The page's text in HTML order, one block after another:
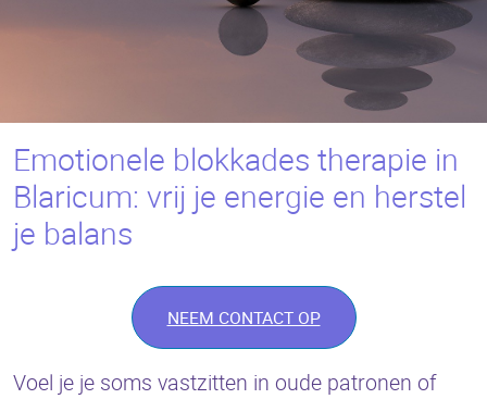
Emotionele blokkades therapie in
Blaricum: vrij je energie en herstel
je balans
NEEM CONTACT OP
Voel je je soms vastzitten in oude patronen of